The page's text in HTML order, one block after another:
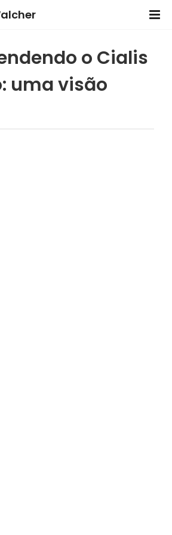
o Cialis
uma visão